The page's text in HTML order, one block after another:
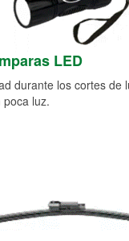
LED
durante los cortes de
luz.